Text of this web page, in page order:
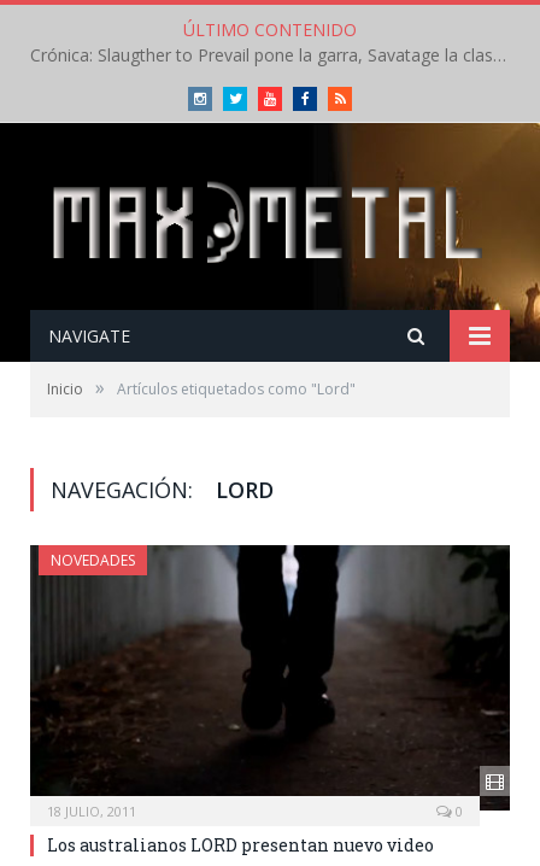
ÚLTIMO CONTENIDO
Crónica: Slaugther to Prevail pone la garra, Savatage la clase en la apertura del Leyendas del Rock – Miércoles – Agosto 2026
InstagramTwitterYoutubeFacebookRSS
NAVIGATE
Inicio » Artículos etiquetados como "Lord"
NAVEGACIÓN: LORD
NOVEDADES
18 JULIO, 2011 0
Los australianos LORD presentan nuevo video